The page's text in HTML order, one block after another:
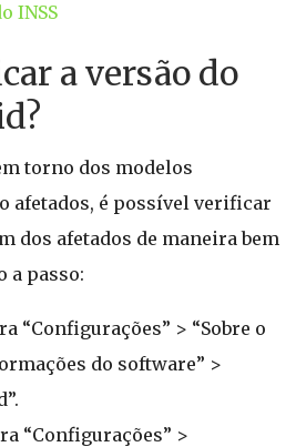
INSS
a versão do
torno dos modelos
afetados, é possível verificar
dos afetados de maneira bem
a passo:
“Configurações” > “Sobre o
do software” >
“Configurações” >